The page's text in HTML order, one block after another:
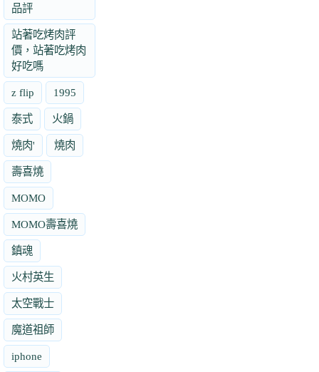
品評
站著吃烤肉評
價，站著吃烤肉
好吃嗎
z flip 1995
泰式 火鍋
燒肉' 燒肉
壽喜燒
MOMO
MOMO壽喜燒
鎮魂
火村英生
太空戰士
魔道祖師
iphone